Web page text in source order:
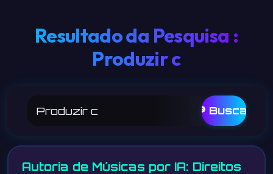
Resultado da Pesquisa :
Produzir c
🔎 Buscar
Autoria de Músicas por IA: Direitos